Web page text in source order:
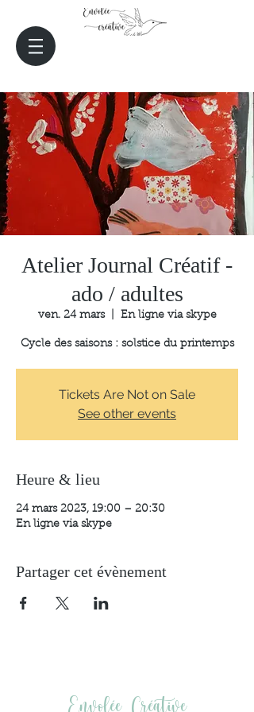
Atelier Journal Créatif -
ado / adultes
ven. 24 mars
  |
En ligne via skype
Cycle des saisons : solstice du printemps
Tickets Are Not on Sale
See other events
Heure & lieu
24 mars 2023, 19:00 – 20:30
En ligne via skype
Partager cet évènement
Envolée Créative